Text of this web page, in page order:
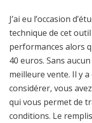
J’ai eu l’occasion
technique de cet
performances alors
40 euros. Sans
meilleure vente. Il y
considérer, vous
qui vous permet de
conditions. Le